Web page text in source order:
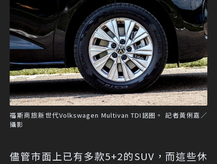
福斯商旅新世代Volkswagen Multivan TDI鋁圈。 記者黃俐嘉／
攝影
儘管市面上已有多款5+2的SUV，而這些休